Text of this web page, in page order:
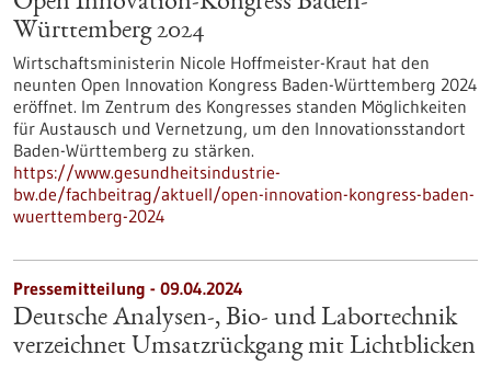
Württemberg 2024
Wirtschaftsministerin Nicole Hoffmeister-Kraut hat den
neunten Open Innovation Kongress Baden-Württemberg 2024
eröffnet. Im Zentrum des Kongresses standen Möglichkeiten
für Austausch und Vernetzung, um den Innovationsstandort
Baden-Württemberg zu stärken.
https://www.gesundheitsindustrie-
bw.de/fachbeitrag/aktuell/open-innovation-kongress-baden-
wuerttemberg-2024
Pressemitteilung - 09.04.2024
Deutsche Analysen-, Bio- und Labortechnik
verzeichnet Umsatzrückgang mit Lichtblicken